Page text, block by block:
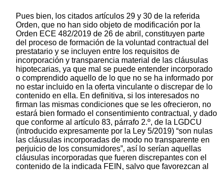
Pues bien, los citados artículos 29 y 30 de la referida
Orden, que no han sido objeto de modificación por la
Orden ECE 482/2019 de 26 de abril, constituyen parte
del proceso de formación de la voluntad contractual del
prestatario y se incluyen entre los requisitos de
incorporación y transparencia material de las cláusulas
hipotecarias, ya que mal se puede entender incorporado
o comprendido aquello de lo que no se ha informado por
no estar incluido en la oferta vinculante o discrepar de lo
contenido en ella. En definitiva, si los interesados no
firman las mismas condiciones que se les ofrecieron, no
estará bien formado el consentimiento contractual, y dado
que conforme al artículo 83, párrafo 2.º, de la LGDCU
(introducido expresamente por la Ley 5/2019) “son nulas
las cláusulas incorporadas de modo no transparente en
perjuicio de los consumidores”, así lo serían aquellas
cláusulas incorporadas que fueren discrepantes con el
contenido de la indicada FEIN, salvo que favorezcan al